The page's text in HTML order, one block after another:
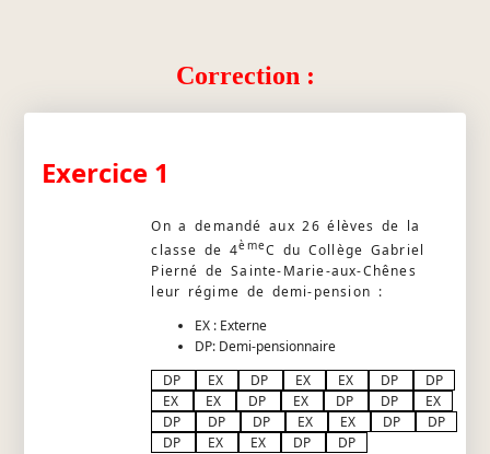
Correction :
Exercice 1
On a demandé aux 26 élèves de la
classe de 4èmeC du Collège Gabriel
Pierné de Sainte-Marie-aux-Chênes
leur régime de demi-pension :
EX : Externe
DP: Demi-pensionnaire
DP
EX DP EX EX DP
DP
EX
EX DP EX DP DP
EX
DP
DP DP EX EX DP
DP
DP
EX EX DP DP